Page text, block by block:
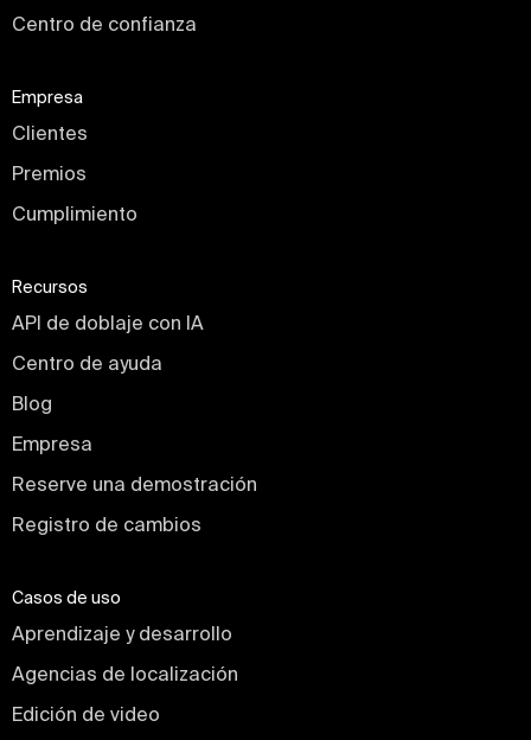
Centro de confianza
Empresa
Clientes
Premios
Cumplimiento
Recursos
API de doblaje con IA
Centro de ayuda
Blog
Empresa
Reserve una demostración
Registro de cambios
Casos de uso
Aprendizaje y desarrollo
Agencias de localización
Edición de video